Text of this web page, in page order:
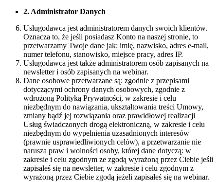
2. Administrator Danych
Usługodawca jest administratorem danych swoich klientów.
Oznacza to, że jeśli posiadasz Konto na naszej stronie, to
przetwarzamy Twoje dane jak: imię, nazwisko, adres e-mail,
numer telefonu, stanowisko, miejsce pracy, adres IP.
Usługodawca jest także administratorem osób zapisanych na
newsletter i osób zapisanych na webinar.
Dane osobowe przetwarzane są: zgodnie z przepisami
dotyczącymi ochrony danych osobowych, zgodnie z
wdrożoną Polityką Prywatności, w zakresie i celu
niezbędnym do nawiązania, ukształtowania treści Umowy,
zmiany bądź jej rozwiązania oraz prawidłowej realizacji
Usług świadczonych drogą elektroniczną, w zakresie i celu
niezbędnym do wypełnienia uzasadnionych interesów
(prawnie usprawiedliwionych celów), a przetwarzanie nie
narusza praw i wolności osoby, której dane dotyczą: w
zakresie i celu zgodnym ze zgodą wyrażoną przez Ciebie jeśli
zapisałeś się na newsletter, w zakresie i celu zgodnym z
wyrażoną przez Ciebie zgodą jeżeli zapisałeś się na webinar.